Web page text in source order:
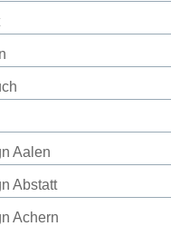
Aalen
Abstatt
Achern